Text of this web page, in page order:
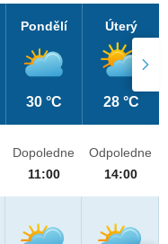
Pondělí
30 °C
Úterý
28 °C
Dopoledne
11:00
Odpoledne
14:00